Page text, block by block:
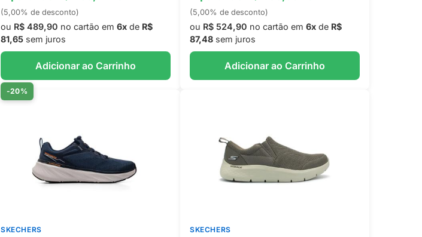
(5,00% de desconto)
ou R$ 489,90 no cartão em 6xde R$
81,65sem juros
Adicionar ao Carrinho
(5,00% de desconto)
ou R$ 524,90 no cartão em 6xde R$
87,48sem juros
Adicionar ao Carrinho
-20%
SKECHERS SKECHERS